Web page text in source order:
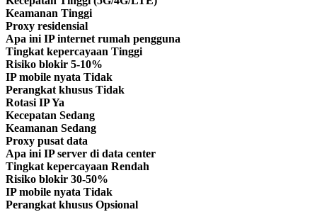
Keamanan Tinggi
Proxy residensial
Apa iniIP internet rumah pengguna
Tingkat kepercayaan Tinggi
Risiko blokir 5-10%
IP mobile nyata Tidak
Perangkat khusus Tidak
Rotasi IPYa
Kecepatan Sedang
Keamanan Sedang
Proxy pusat data
Apa iniIP server di data center
Tingkat kepercayaan Rendah
Risiko blokir 30-50%
IP mobile nyata Tidak
Perangkat khusus Opsional